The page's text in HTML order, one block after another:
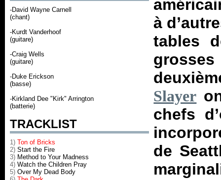
-David Wayne Carnell
(chant)
-Kurdt Vanderhoof
(guitare)
-Craig Wells
(guitare)
-Duke Erickson
(basse)
-Kirkland Dee "Kirk" Arrington
(batterie)
TRACKLIST
1) Ton of Bricks
2) Start the Fire
3) Method to Your Madness
4) Watch the Children Pray
5) Over My Dead Body
à
tables
Slayer
chefs
de